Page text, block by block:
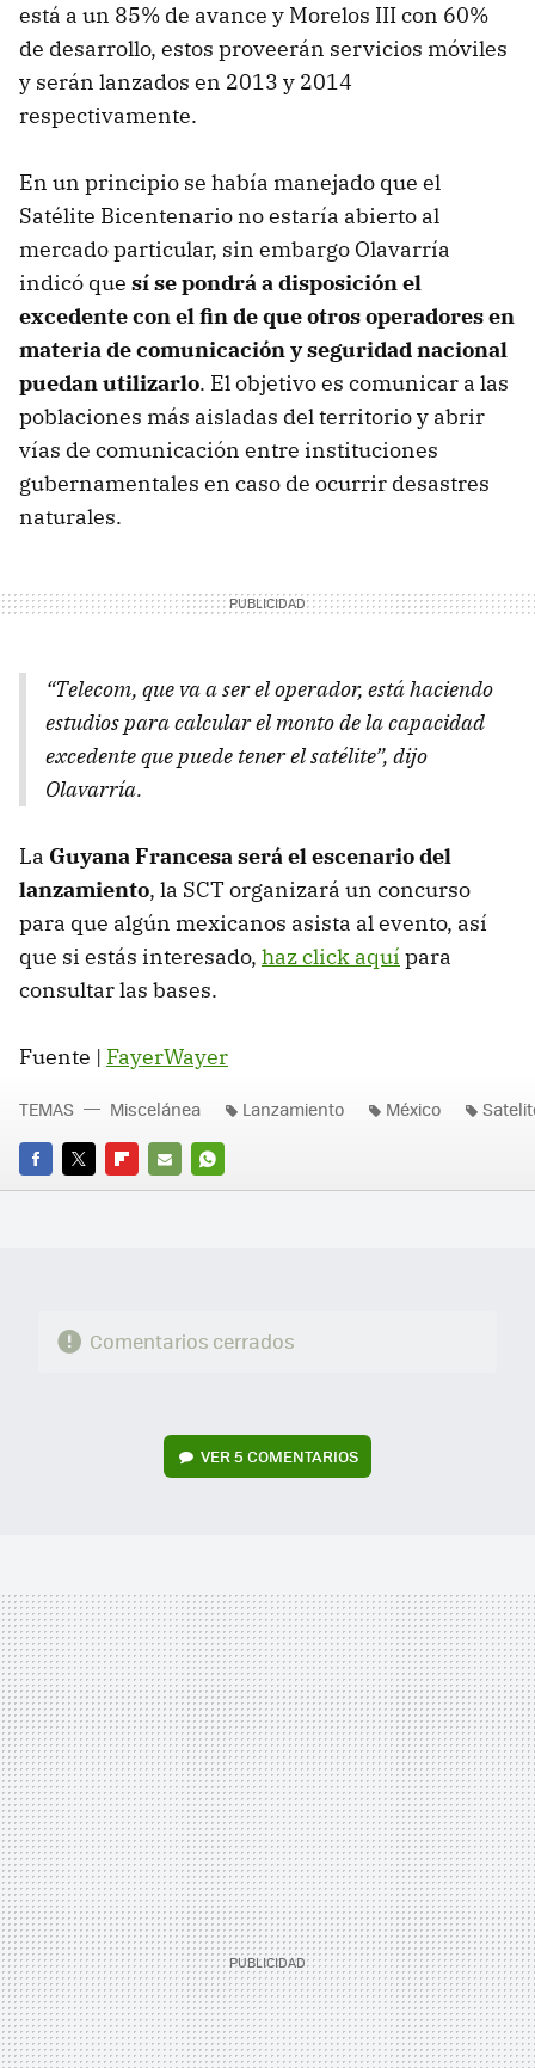
está a un 85% de avance y Morelos IIIcon 60%
de desarrollo, estos proveerán servicios móviles
y serán lanzados en 2013 y 2014
respectivamente.
En un principio se había manejado que el
Satélite Bicentenario no estaría abierto al
mercado particular, sin embargo Olavarría
indicó que sí se pondrá a disposición el
excedente con el fin de que otros operadores en
materia de comunicación y seguridad nacional
puedan utilizarlo. El objetivo es comunicar a las
poblaciones más aisladas del territorio y abrir
vías de comunicación entre instituciones
gubernamentales en caso de ocurrir desastres
naturales.
“Telecom, que va a ser el operador, está haciendo
estudios para calcular el monto de la capacidad
excedente que puede tener el satélite”, dijo
Olavarría.
La Guyana Francesa será el escenario del
lanzamiento, la SCTorganizará un concurso
para que algún mexicanos asista al evento, así
que si estás interesado, haz click aquí para
consultar las bases.
Fuente | FayerWayer
FACEBOOK
TWITTERFLIPBOARD
E-
WHATSAPP
TEMAS Miscelánea Lanzamiento México
Comentarios cerrados
VER5 COMENTARIOS